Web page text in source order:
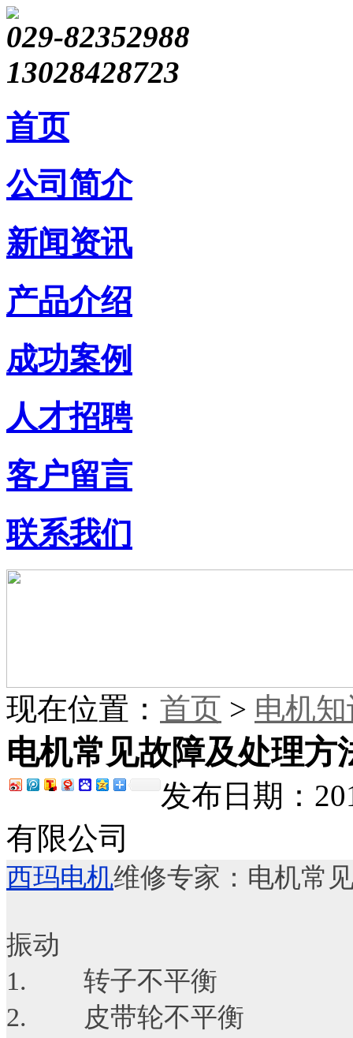
029-82352988
13028428723
首页
公司简介
新闻资讯
产品介绍
成功案例
人才招聘
客户留言
联系我们
现在位置： 首页 > 电机
电机常见故障及处理方
发布日期：
有限公司
西玛电机维修专家：电机常
振动
1. 转子不平衡
2. 皮带轮不平衡